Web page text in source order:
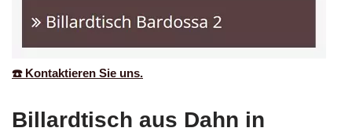
☎️ Kontaktieren Sie uns.
Billardtisch aus Dahn in